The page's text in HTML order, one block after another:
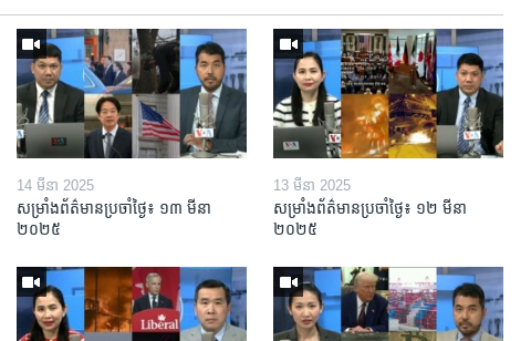
14 មីនា 2025
សម្រាំងព័ត៌មានប្រចាំថ្ងៃ៖ ១៣ មីនា
២០២៥
13 មីនា 2025
សម្រាំងព័ត៌មានប្រចាំថ្ងៃ៖ ១២ មីនា
២០២៥